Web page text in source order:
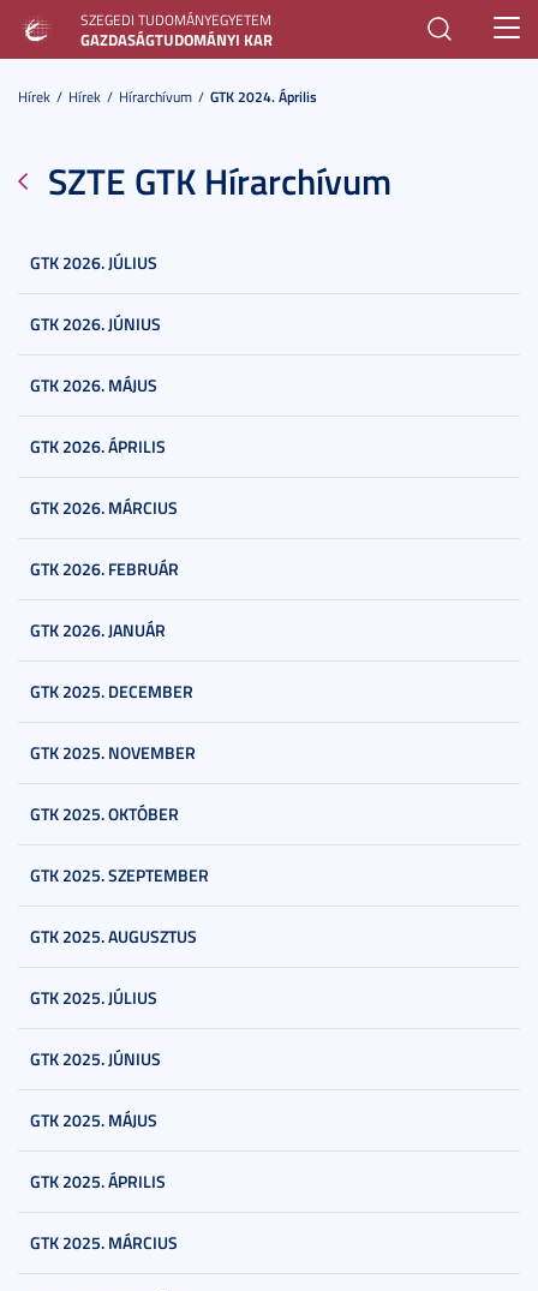
SZEGEDI TUDOMÁNYEGYETEM
GAZDASÁGTUDOMÁNYI KAR
Hírek Hírek Hírarchívum GTK 2024. Április
SZTE GTK Hírarchívum
GTK 2026. JÚLIUS
GTK 2026. JÚNIUS
GTK 2026. MÁJUS
GTK 2026. ÁPRILIS
GTK 2026. MÁRCIUS
GTK 2026. FEBRUÁR
GTK 2026. JANUÁR
GTK 2025. DECEMBER
GTK 2025. NOVEMBER
GTK 2025. OKTÓBER
GTK 2025. SZEPTEMBER
GTK 2025. AUGUSZTUS
GTK 2025. JÚLIUS
GTK 2025. JÚNIUS
GTK 2025. MÁJUS
GTK 2025. ÁPRILIS
GTK 2025. MÁRCIUS